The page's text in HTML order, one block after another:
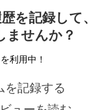
を記録して、
ませんか？
利用中！
を記録する